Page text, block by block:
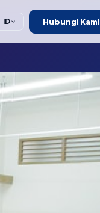
ID Hubungi Kami